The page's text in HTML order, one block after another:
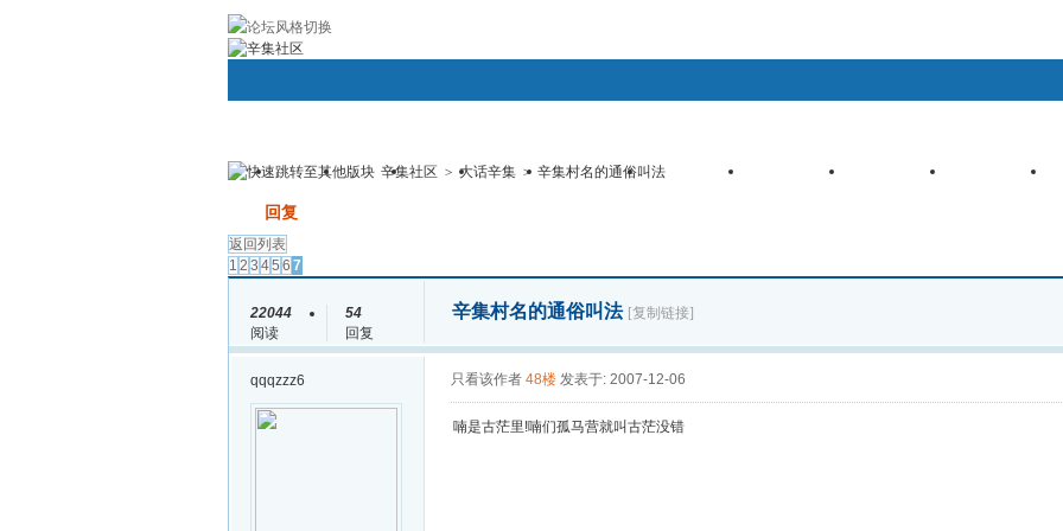
首页 圈子 论坛 群组 辛集微博 心情签到 道具中心 购买辛币 任务中心
用户名： 密码： 登录
找回密码
辛集社区 > 大话辛集 > 辛集村名的通俗叫法
回复
返回列表
1 2 3 45 6 7
22044
阅读
54
回复
辛集村名的通俗叫法 [复制链接]
qqqzzz6 只看该作者 48楼 发表于: 2007-12-06
喃是古茫里!喃们孤马营就叫古茫没错